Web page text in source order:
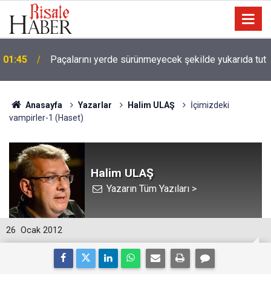
01:45 Paçalarını yerde sürünmeyecek şekilde yukarıda tut
Anasayfa Yazarlar Halim ULAŞ
İçimizdeki
vampirler-1 (Haset)
Halim ULAŞ
Yazarın Tüm Yazıları >
26 Ocak 2012